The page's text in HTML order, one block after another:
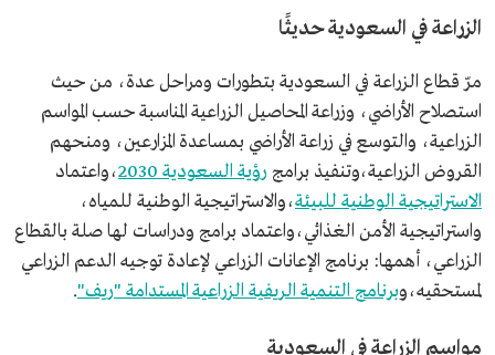
الزراعة في السعودية حديثًا
مرّ قطاع الزراعة في السعودية بتطورات ومراحل عدة، من حيث
استصلاح الأراضي، وزراعة المحاصيل الزراعية المناسبة حسب المواسم
الزراعية، والتوسع في زراعة الأراضي بمساعدة المزارعين، ومنحهم
القروض الزراعية،وتنفيذ برامج رؤية السعودية 2030
،واعتماد
الاستراتيجية الوطنية للبيئة،والاستراتيجية الوطنية للمياه،
واستراتيجية الأمن الغذائي،واعتماد برامج ودراسات لها صلة بالقطاع
الزراعي، أهمها: برنامج الإعانات الزراعي لإعادة توجيه الدعم الزراعي
لمستحقيه،وبرنامج التنمية الريفية الزراعية المستدامة "ريف".
مواسم الزراعة في السعودية